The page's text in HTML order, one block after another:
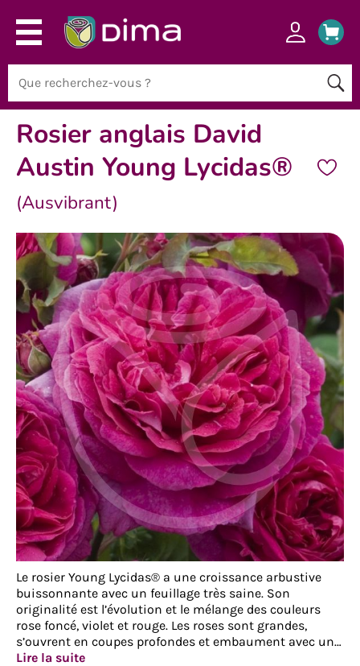
Rosier anglais David
Austin Young Lycidas®
(Ausvibrant)
Le rosier Young Lycidas® a une croissance arbustive
buissonnante avec un feuillage très saine. Son
originalité est l’évolution et le mélange des couleurs
rose foncé, violet et rouge. Les roses sont grandes,
s’ouvrent en coupes profondes et embaument avec un…
Lire la suite